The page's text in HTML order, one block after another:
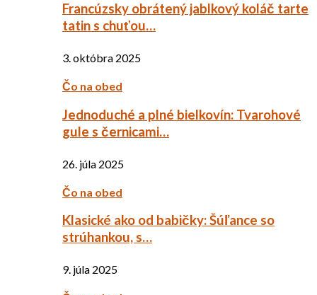
Francúzsky obrátený jablkový koláč tarte
tatin s chuťou…
3. októbra 2025
Čo na obed
Jednoduché a plné bielkovín: Tvarohové
gule s černicami…
26. júla 2025
Čo na obed
Klasické ako od babičky: Šúľance so
strúhankou, s…
9. júla 2025